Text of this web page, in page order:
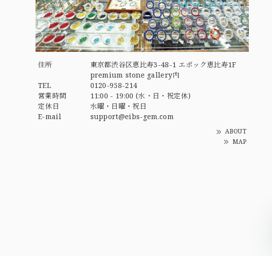
住所
東京都渋谷区恵比寿3-48-1 エポック恵比寿1F
premium stone gallery内
TEL
0120-958-214
営業時間
11:00 - 19:00 (水・日・祝定休)
定休日
水曜・日曜・祝日
E-mail
support@eibs-gem.com
ABOUT
MAP